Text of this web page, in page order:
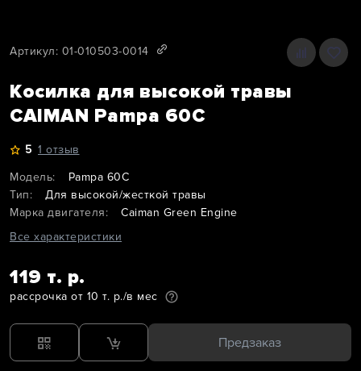
Артикул: 01-010503-0014
Косилка для высокой травы
CAIMAN Pampa 60C
5 1 отзыв
Модель:
Pampa 60C
Тип:
Для высокой/жесткой травы
Марка двигателя:
Caiman Green Engine
Все характеристики
119 т. р.
рассрочка от 10 т. р./в мес
Предзаказ